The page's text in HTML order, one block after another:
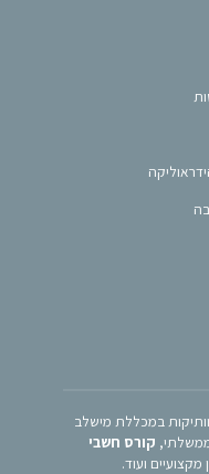
במכללת מישלב
קורס חשבי
ועוד.